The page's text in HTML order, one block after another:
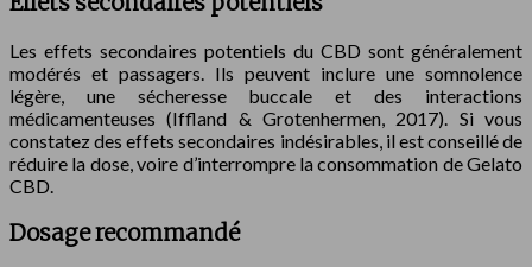
Les effets secondaires potentiels du CBD sont généralement
modérés et passagers. Ils peuvent inclure une somnolence
légère, une sécheresse buccale et des interactions
médicamenteuses (Iffland & Grotenhermen, 2017). Si vous
constatez des effets secondaires indésirables, il est conseillé de
réduire la dose, voire d’interrompre la consommation de Gelato
CBD.
Dosage recommandé